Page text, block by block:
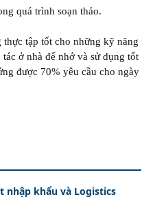
quá trình soạn thảo.
tập tốt cho những kỹ năng
ở nhà để nhớ và sử dụng tốt
được 70% yêu cầu cho ngày
nhập khẩu và Logistics